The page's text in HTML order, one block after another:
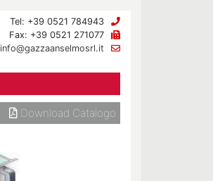
Tel: +39 0521 784943
Fax: +39 0521 271077
info@gazzaanselmosrl.it
Download Catalogo